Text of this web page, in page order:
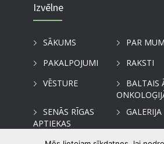
Izvēlne
SĀKUMS
PAR
PAKALPOJUMI
RAKSTI
VĒSTURE
BALTAIS
SENĀS RĪGAS
APTIEKAS
GALERIJA